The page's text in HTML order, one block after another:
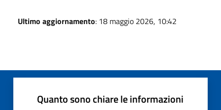
Ultimo aggiornamento: 18 maggio 2026, 10:42
Quanto sono chiare le informazioni